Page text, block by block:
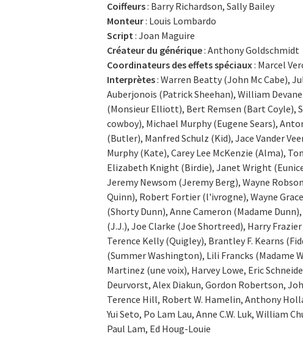
Coiffeurs: Barry Richardson, Sally Bailey
Monteur: Louis Lombardo
Script : Joan Maguire
Créateur du générique: Anthony Goldschmidt
Coordinateurs des effets spéciaux : Marcel
Interprètes: Warren Beatty (John Mc Cabe),
Auberjonois (Patrick Sheehan), William
(Monsieur Elliott), Bert Remsen (Bart Coyle),
cowboy), Michael Murphy (Eugene Sears),
(Butler), Manfred Schulz (Kid), Jace Vander
Murphy (Kate), Carey Lee McKenzie (Alma),
Elizabeth Knight (Birdie), Janet Wright
Jeremy Newsom (Jeremy Berg), Wayne
Quinn), Robert Fortier (l'ivrogne), Wayne
(Shorty Dunn), Anne Cameron (Madame
(J.J.), Joe Clarke (Joe Shortreed), Harry
Terence Kelly (Quigley), Brantley F. Kearns
(Summer Washington), Lili Francks (Madame
Martinez (une voix), Harvey Lowe, Eric
Deurvorst, Alex Diakun, Gordon Robertson,
Terence Hill, Robert W. Hamelin, Anthony
Yui Seto, Po Lam Lau, Anne C.W. Luk, William
Paul Lam, Ed Houg-Louie